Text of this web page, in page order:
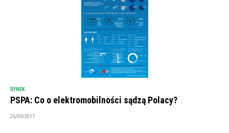
RYNEK
PSPA: Co o elektromobilności sądzą Polacy?
26/06/2017